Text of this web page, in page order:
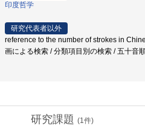
印度哲学
研究代表者以外
reference to the number of strokes in
画による検索 / 分類項目別の検索 / 五十音
研究課題 (1件)